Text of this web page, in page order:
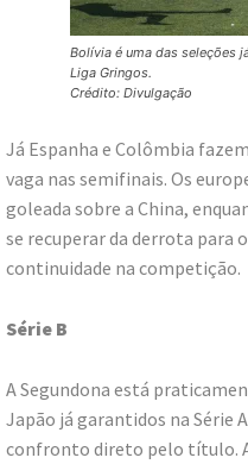
Bolívia é uma das seleções
Liga Gringos.
Crédito: Divulgação
Já Espanha e Colômbia
vaga nas semifinais. Os
goleada sobre a China,
se recuperar da derrota para
continuidade na competição.
Série B
A Segundona está
Japão já garantidos na Série
confronto direto pelo título.